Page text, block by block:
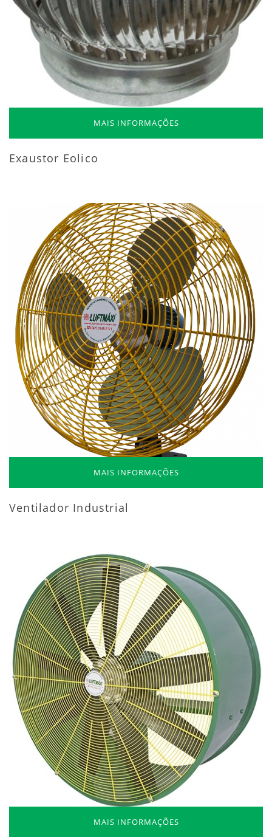
MAIS INFORMAÇÕES
Exaustor Eolico
MAIS INFORMAÇÕES
Ventilador Industrial
MAIS INFORMAÇÕES